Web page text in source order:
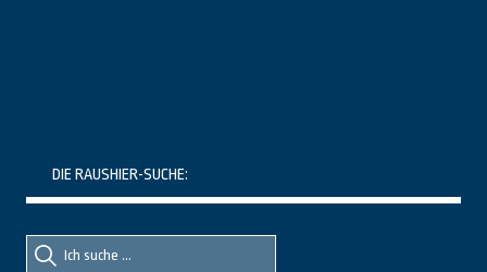
DIE RAUSHIER-SUCHE:
Suche
nach::
Suche
nach: